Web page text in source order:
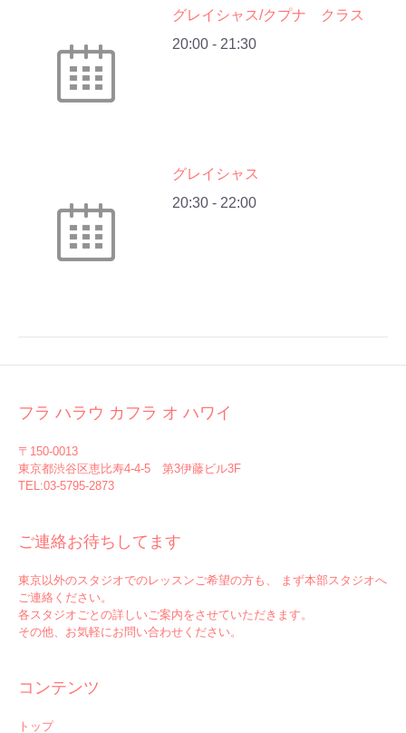
グレイシャス/クプナ クラス
20:00 - 21:30
グレイシャス
20:30 - 22:00
フラ ハラウ カフラ オ ハワイ
〒150-0013
東京都渋谷区恵比寿4-4-5 第3伊藤ビル3F
TEL:03-5795-2873
ご連絡お待ちしてます
東京以外のスタジオでのレッスンご希望の方も、 まず本部スタジオへ
ご連絡ください。
各スタジオごとの詳しいご案内をさせていただきます。
その他、お気軽にお問い合わせください。
コンテンツ
トップ